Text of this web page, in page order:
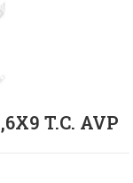
T.C. AVP